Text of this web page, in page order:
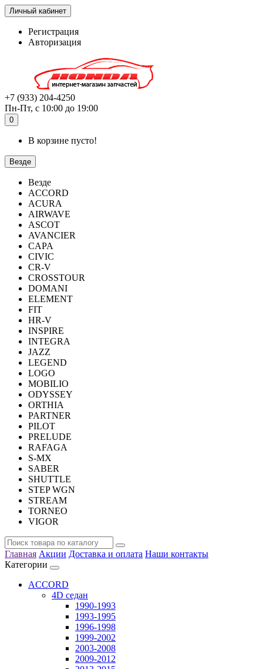
Личный кабинет
Регистрация
Авторизация
+7 (933) 204-4250
Пн-Пт, с 10:00 до 19:00
0
В корзине пусто!
Везде
Везде
ACCORD
ACURA
AIRWAVE
ASCOT
AVANCIER
CAPA
CIVIC
CR-V
CROSSTOUR
DOMANI
ELEMENT
FIT
HR-V
INSPIRE
INTEGRA
JAZZ
LEGEND
LOGO
MOBILIO
ODYSSEY
ORTHIA
PARTNER
PILOT
PRELUDE
RAFAGA
S-MX
SABER
SHUTTLE
STEP WGN
STREAM
TORNEO
VIGOR
Главная Акции Доставка и оплата Наши контакты
Категории
ACCORD
4D седан
1990-1993
1993-1995
1996-1998
1999-2002
2003-2008
2009-2012